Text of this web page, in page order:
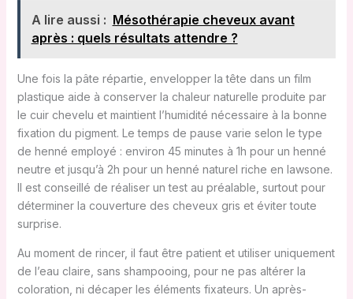
A lire aussi : Mésothérapie cheveux avant
après : quels résultats attendre ?
Une fois la pâte répartie, envelopper la tête dans un film
plastique aide à conserver la chaleur naturelle produite par
le cuir chevelu et maintient l’humidité nécessaire à la bonne
fixation du pigment. Le temps de pause varie selon le type
de henné employé : environ 45 minutes à 1h pour un henné
neutre et jusqu’à 2h pour un henné naturel riche en lawsone.
Il est conseillé de réaliser un test au préalable, surtout pour
déterminer la couverture des cheveux gris et éviter toute
surprise.
Au moment de rincer, il faut être patient et utiliser uniquement
de l’eau claire, sans shampooing, pour ne pas altérer la
coloration, ni décaper les éléments fixateurs. Un après-